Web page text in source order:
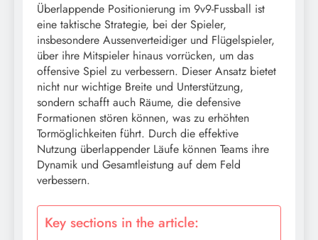
Überlappende Positionierung im 9v9-Fussball ist
eine taktische Strategie, bei der Spieler,
insbesondere Aussenverteidiger und Flügelspieler,
über ihre Mitspieler hinaus vorrücken, um das
offensive Spiel zu verbessern. Dieser Ansatz bietet
nicht nur wichtige Breite und Unterstützung,
sondern schafft auch Räume, die defensive
Formationen stören können, was zu erhöhten
Tormöglichkeiten führt. Durch die effektive
Nutzung überlappender Läufe können Teams ihre
Dynamik und Gesamtleistung auf dem Feld
verbessern.
Key sections in the article: